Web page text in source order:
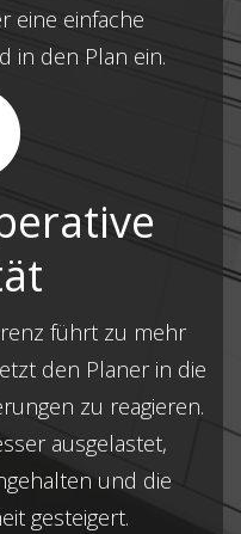
eine einfache
in den Plan ein.
führt zu mehr
den Planer in die
zu reagieren.
ausgelastet,
und die
gesteigert.